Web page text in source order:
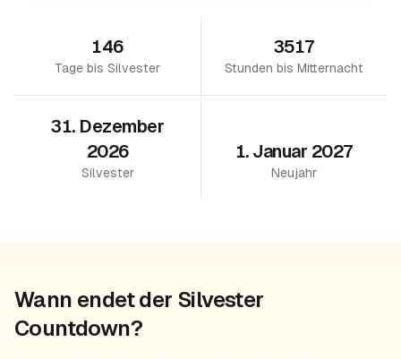
Tage bis Silvester
146
Stunden bis Mitternacht
3517
Silvester
31. Dezember
2026
Neujahr
1. Januar 2027
Wann endet der Silvester
Countdown?